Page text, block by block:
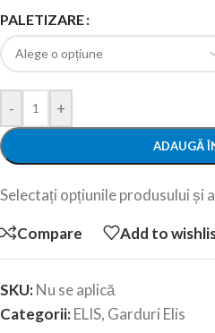
PALETIZARE
- +
ADAUGĂ
Selectați opțiunile produsului și
Compare Add to
SKU:Nu se aplică
Categorii:ELIS, Garduri Elis